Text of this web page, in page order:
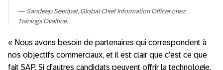
Sandeep Seeripat, Global Chief Information Officer chez
Twinings Ovaltine.
« Nous avons besoin de partenaires qui correspondent à
nos objectifs commerciaux, et il est clair que c’est ce que
fait SAP. Si d’autres candidats peuvent offrir la technologie,